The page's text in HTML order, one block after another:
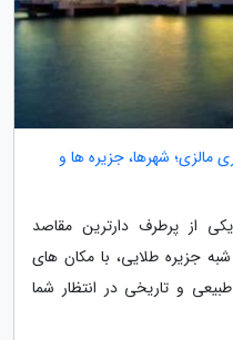
مالزی؛ شهرها، جزیره ها و
از پرطرف دارترین مقاصد
جزیره طلایی، با مکان های
و تاریخی در انتظار شما